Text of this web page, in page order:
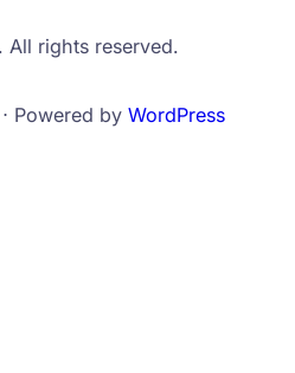
All rights reserved.
⋅ Powered by WordPress